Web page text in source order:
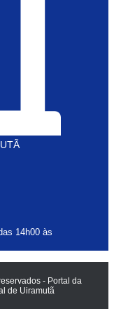
14h00 às
- Portal da
de Uiramutã